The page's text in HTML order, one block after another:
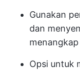
Gunakan
dan
Opsi untuk